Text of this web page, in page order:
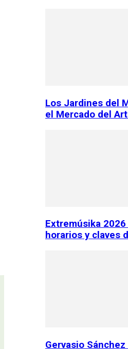
Los Jardines del
el Mercado del
Extremúsika
horarios y claves
Gervasio